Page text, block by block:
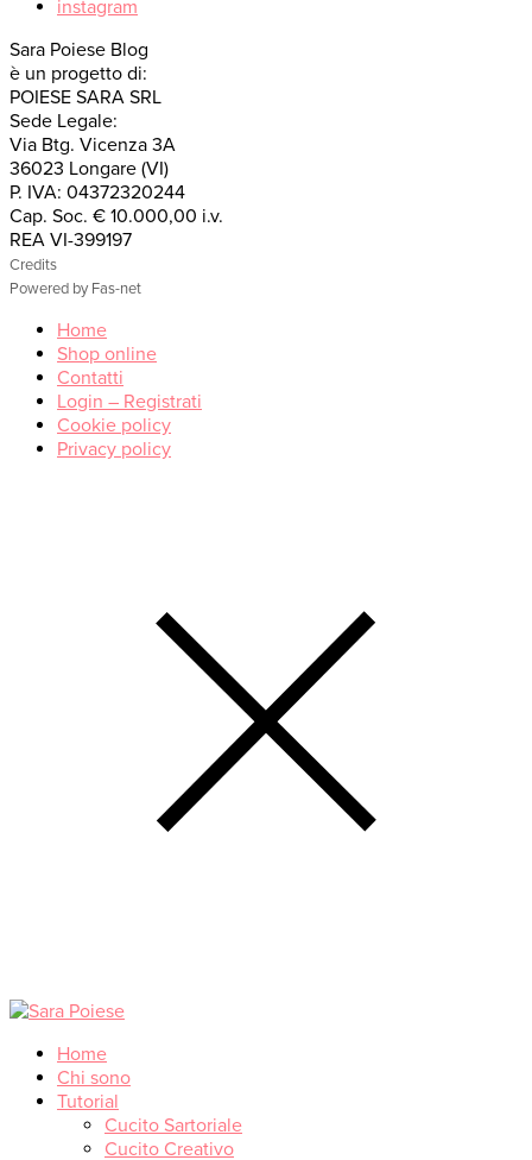
instagram
Sara Poiese Blog
è un progetto di:
POIESE SARA SRL
Sede Legale:
Via Btg. Vicenza 3A
36023 Longare (VI)
P. IVA: 04372320244
Cap. Soc. € 10.000,00 i.v.
REA VI-399197
Credits
Powered by Fas-net
Home
Shop online
Contatti
Login – Registrati
Cookie policy
Privacy policy
Home
Chi sono
Tutorial
Cucito Sartoriale
Cucito Creativo